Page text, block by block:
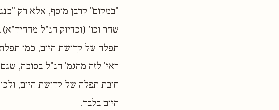
"במקום" קרבן מוסף, אלא רק
שחר וכו' (וכדיוק הנ"ל
תפלה של קדושת היום, כמו
ראי' לזה מהגמ' הנ"ל בסוכה,
חובת תפלה של קדושת היום,
היום בלבד.